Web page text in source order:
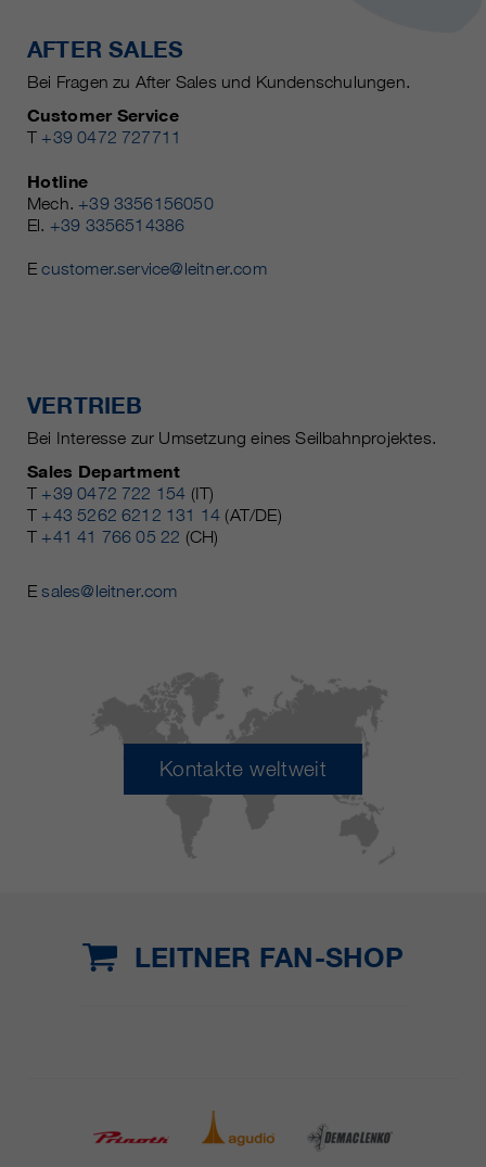
AFTER SALES
Bei Fragen zu After Sales und Kundenschulungen.
Customer Service
T +39 0472 727711
Hotline
Mech. +39 3356156050
El. +39 3356514386
Ecustomer.service@leitner.com
VERTRIEB
Bei Interesse zur Umsetzung eines Seilbahnprojektes.
Sales Department
T +39 0472 722 154 (IT)
T +43 5262 6212 131 14 (AT/DE)
T +41 41 766 05 22 (CH)
Esales@leitner.com
Kontakte weltweit
LEITNER FAN-SHOP